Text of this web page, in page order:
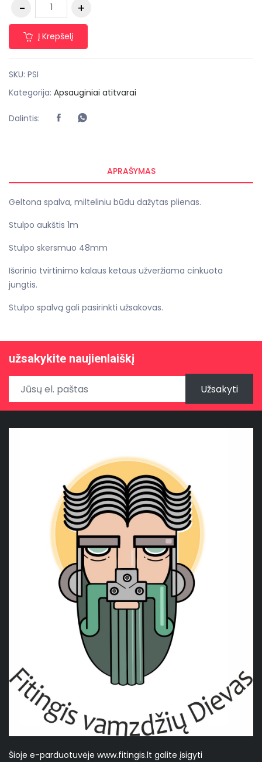
Į Krepšelį
SKU: PSI
Kategorija: Apsauginiai atitvarai
Dalintis:
APRAŠYMAS
Geltona spalva, milteliniu būdu dažytas plienas.
Stulpo aukštis 1m
Stulpo skersmuo 48mm
Išorinio tvirtinimo kalaus ketaus užveržiama cinkuota
jungtis.
Stulpo spalvą gali pasirinkti užsakovas.
užsakykite naujienlaiškį
Užsakyti
Šioje e-parduotuvėje www.fitingis.lt galite įsigyti